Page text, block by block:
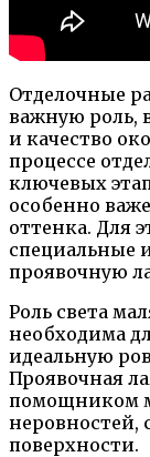
Отделочные
важную роль,
и качество
процессе
ключевых
особенно
оттенка. Для
специальные
проявочную
Роль света
необходима
идеальную
Проявочная
помощником
неровностей,
поверхности.